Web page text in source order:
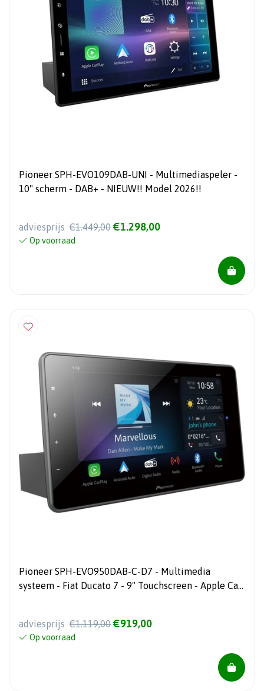
Pioneer SPH-EVO109DAB-UNI - Multimediaspeler -
10" scherm - DAB+ - NIEUW!! Model 2026!!
adviesprijs €1.449,00 €1.298,00
Op voorraad
Pioneer SPH-EVO950DAB-C-D7 - Multimedia
systeem - Fiat Ducato 7 - 9" Touchscreen - Apple Car
adviesprijs €1.119,00 €919,00
Op voorraad